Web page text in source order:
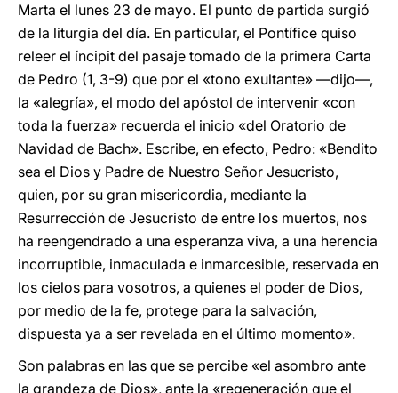
Marta el lunes 23 de mayo. El punto de partida surgió
de la liturgia del día. En particular, el Pontífice quiso
releer el íncipit del pasaje tomado de la primera Carta
de Pedro (1, 3-9) que por el «tono exultante» —dijo—,
la «alegría», el modo del apóstol de intervenir «con
toda la fuerza» recuerda el inicio «del Oratorio de
Navidad de Bach». Escribe, en efecto, Pedro: «Bendito
sea el Dios y Padre de Nuestro Señor Jesucristo,
quien, por su gran misericordia, mediante la
Resurrección de Jesucristo de entre los muertos, nos
ha reengendrado a una esperanza viva, a una herencia
incorruptible, inmaculada e inmarcesible, reservada en
los cielos para vosotros, a quienes el poder de Dios,
por medio de la fe, protege para la salvación,
dispuesta ya a ser revelada en el último momento».
Son palabras en las que se percibe «el asombro ante
la grandeza de Dios», ante la «regeneración que el